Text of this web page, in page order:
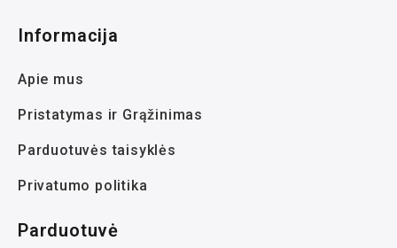
Informacija
Apie mus
Pristatymas ir Grąžinimas
Parduotuvės taisyklės
Privatumo politika
Parduotuvė